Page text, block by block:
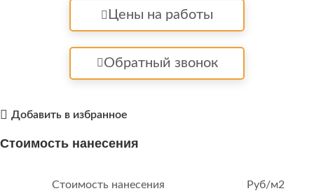
Цены на работы
Обратный звонок
Добавить в избранное
Стоимость нанесения
Стоимость нанесения Руб/м2